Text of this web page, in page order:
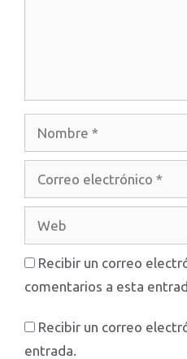
electrónico
Recibir un correo
comentarios a esta
Recibir un correo
entrada.